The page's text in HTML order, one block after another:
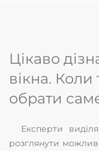
Цікаво
вікна.
обрати саме
Експерти
розглянути